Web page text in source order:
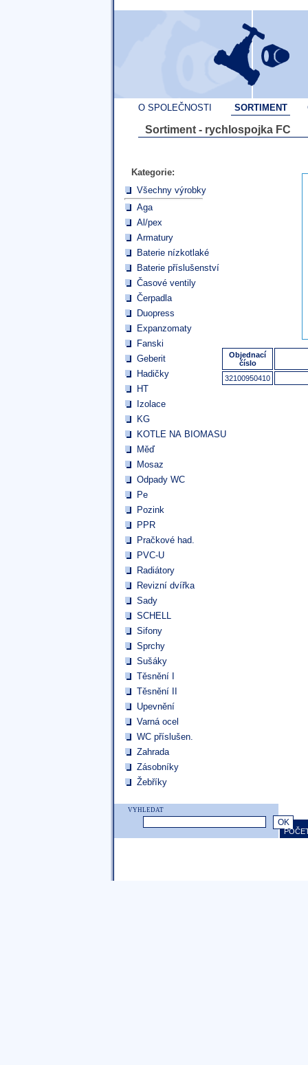
O SPOLEČNOSTI SORTIMENT
Sortiment - rychlospojka FC
Kategorie:
Všechny výrobky
Aga
Al/pex
Armatury
Baterie nízkotlaké
Baterie příslušenství
Časové ventily
Čerpadla
Duopress
Expanzomaty
Fanski
Geberit
Hadičky
HT
Izolace
KG
KOTLE NA BIOMASU
Měď
Mosaz
Odpady WC
Pe
Pozink
PPR
Pračkové had.
PVC-U
Radiátory
Revizní dvířka
Sady
SCHELL
Sifony
Sprchy
Sušáky
Těsnění I
Těsnění II
Upevnění
Varná ocel
WC příslušen.
Zahrada
Zásobníky
Žebříky
Objednací
číslo
32100950410
VYHLEDAT